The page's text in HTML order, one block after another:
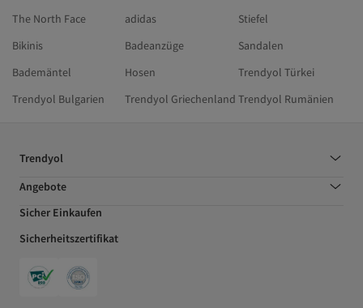
The North Face
adidas
Stiefel
Bikinis
Badeanzüge
Sandalen
Bademäntel
Hosen
Trendyol Türkei
Trendyol Bulgarien
Trendyol Griechenland Trendyol Rumänien
Trendyol
Angebote
Sicher Einkaufen
Sicherheitszertifikat